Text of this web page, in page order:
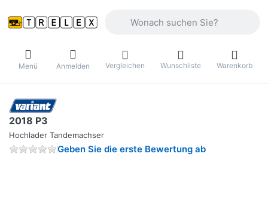
Menü Anmelden Vergleichen Wunschliste Warenkorb
2018 P3
Hochlader Tandemachser
Geben Sie die erste Bewertung ab